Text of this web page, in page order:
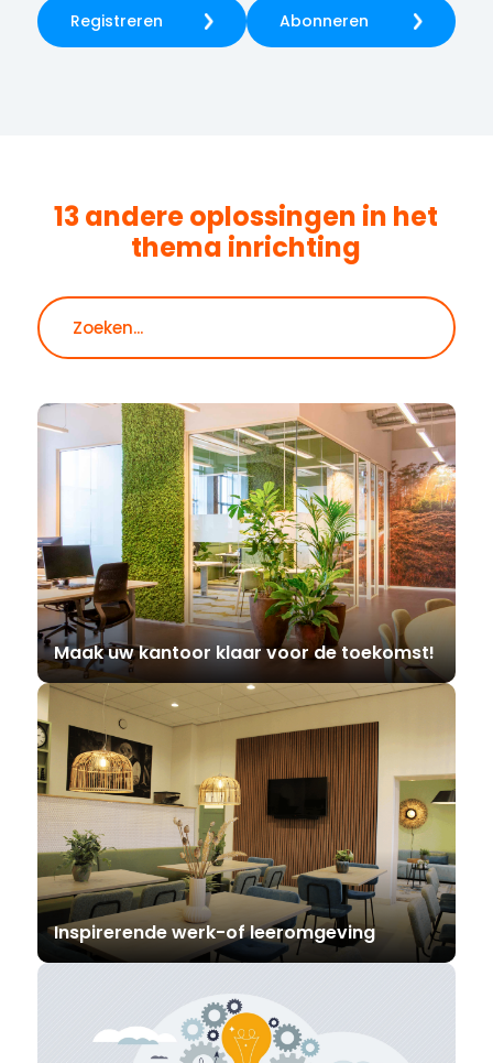
Registreren Abonneren
13 andere oplossingen in het
thema inrichting
Maak uw kantoor klaar voor de toekomst!
Inspirerende werk-of leeromgeving